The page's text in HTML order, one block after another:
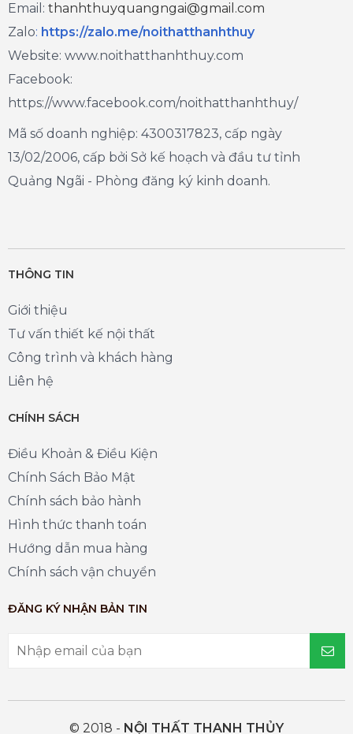
Email: thanhthuyquangngai@gmail.com
Zalo: https://zalo.me/noithatthanhthuy
Website: www.noithatthanhthuy.com
Facebook:
https://www.facebook.com/noithatthanhthuy/
Mã số doanh nghiệp: 4300317823, cấp ngày
13/02/2006, cấp bởi Sở kế hoạch và đầu tư tỉnh
Quảng Ngãi - Phòng đăng ký kinh doanh.
THÔNG TIN
Giới thiệu
Tư vấn thiết kế nội thất
Công trình và khách hàng
Liên hệ
CHÍNH SÁCH
Điều Khoản & Điều Kiện
Chính Sách Bảo Mật
Chính sách bảo hành
Hình thức thanh toán
Hướng dẫn mua hàng
Chính sách vận chuyển
ĐĂNG KÝ NHẬN BẢN TIN
© 2018 - NỘI THẤT THANH THỦY